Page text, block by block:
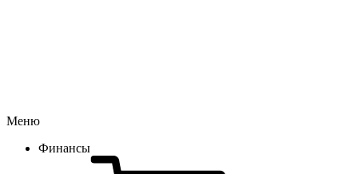
Меню
Финансы